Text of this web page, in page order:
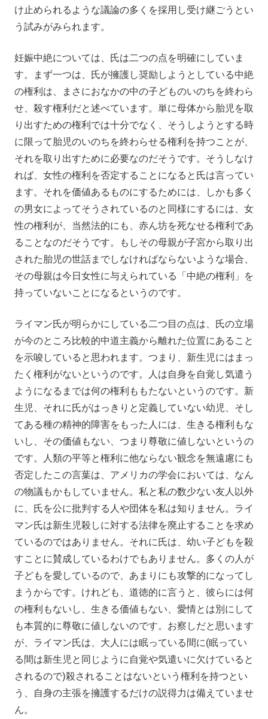
け止められるような議論の多くを採用し受け継ごうとい
う試みがみられます。
妊娠中絶については、氏は二つの点を明確にしていま
す。まず一つは、氏が擁護し奨励しようとしている中絶
の権利は、まさにおなかの中の子どものいのちを終わら
せ、殺す権利だと述べています。単に母体から胎児を取
り出すための権利では十分でなく、そうしようとする時
に限って胎児のいのちを終わらせる権利を持つことが、
それを取り出すために必要なのだそうです。そうしなけ
れば、女性の権利を否定することになると氏は言ってい
ます。それを価値あるものにするためには、しかも多く
の男女によってそうされているのと同様にするには、女
性の権利が、当然法的にも、赤ん坊を死なせる権利であ
ることなのだそうです。もしその母親が子宮から取り出
された胎児の世話までしなければならないような場合、
その母親は今日女性に与えられている「中絶の権利」を
持っていないことになるというのです。
ライマン氏が明らかにしている二つ目の点は、氏の立場
が今のところ比較的中道主義から離れた位置にあること
を示唆していると思われます。つまり、新生児にはまっ
たく権利がないというのです。人は自身を自覚し気遣う
ようになるまでは何の権利ももたないというのです。新
生児、それに氏がはっきりと定義していない幼児、そし
てある種の精神的障害をもった人には、生きる権利もな
いし、その価値もない、つまり尊敬に値しないというの
です。人類の平等と権利に他ならない観念を無遠慮にも
否定したこの言葉は、アメリカの学会においては、なん
の物議もかもしていません。私と私の数少ない友人以外
に、氏を公に批判する人や団体を私は知りません。ライ
マン氏は新生児殺しに対する法律を廃止することを求め
ているのではありません。それに氏は、幼い子どもを殺
すことに賛成しているわけでもありません。多くの人が
子どもを愛しているので、あまりにも攻撃的になってし
まうからです。けれども、道徳的に言うと、彼らには何
の権利もないし、生きる価値もない、愛情とは別にして
も本質的に尊敬に値しないのです。お察しだと思います
が、ライマン氏は、大人には眠っている間に(眠ってい
る間は新生児と同じように自覚や気遣いに欠けていると
されるので)殺されることはないという権利を持つとい
う、自身の主張を擁護するだけの説得力は備えていませ
ん。